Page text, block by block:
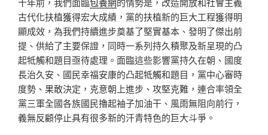
古代化扶植獲得宏大成績，黨的扶植新的巨大工程獲得明
顯成效，為我們持續進步奠基了堅實基本、發明了傑出前
提、供給了主要保證，同時一系列持久積聚及新呈現的凸
起牴觸和題目亟待處理。面臨這些影響黨持久在朝、國度
長治久安、國民幸福安康的凸起牴觸和題目，黨中心審時
度勢、果敢決定，克意朝上進步、攻堅克難，連合率領全
黨三軍全國各族國民擼起袖子加油干、風雨無阻向前行，
義無反顧停止具有很多新的汗青特色的巨大斗爭。